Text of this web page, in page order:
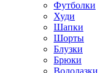
Футболки
Худи
Шапки
Шорты
Блузки
Брюки
Водолазки